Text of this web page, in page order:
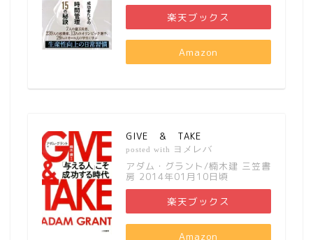
楽天ブックス
Amazon
GIVE ＆ TAKE
posted with ヨメレバ
アダム・グラント/楠木建 三笠書
房 2014年01月10日頃
楽天ブックス
Amazon